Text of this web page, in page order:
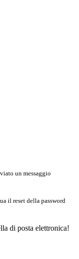
un messaggio
il reset della password
di posta elettronica!